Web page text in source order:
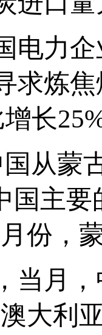
力企
求炼
长
蒙古
国主
份，
月，
大利